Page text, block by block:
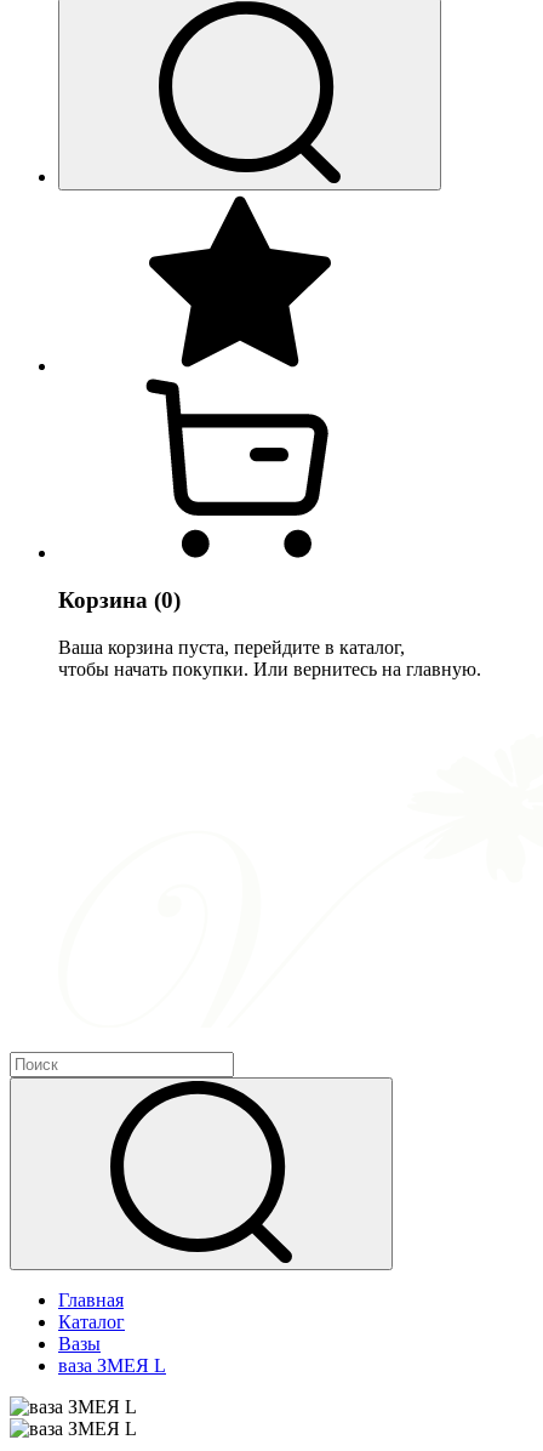
Корзина (0)
Ваша корзина пуста, перейдите в каталог,
чтобы начать покупки. Или вернитесь на главную.
Главная
Каталог
Вазы
ваза ЗМЕЯ L